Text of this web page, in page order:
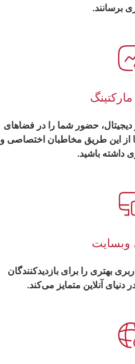
برسانند.
دیجیتال، حضور شما را در فضاهای
از این طریق مخاطبان اختصاصی و
داشته باشید.
بهتری را برای بازدیدکنندگان
دنیای آنلاین متمایز می‌کند.